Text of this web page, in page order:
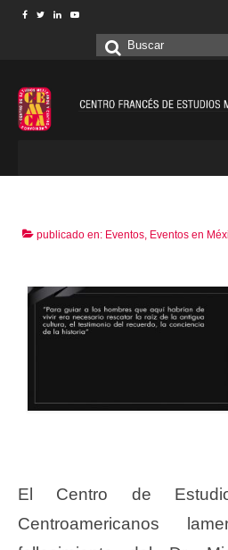
Buscar
publicado en: Eventos, Eventos en
El Centro de
Centroamericanos